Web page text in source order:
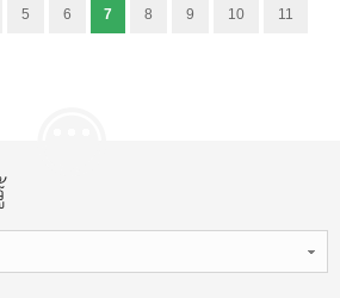
5 6 7 8 9 10 11